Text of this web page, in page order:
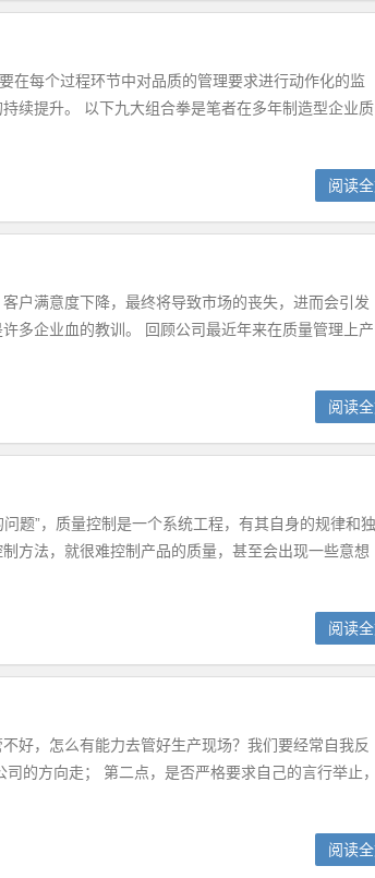
每个过程环节中对品质的管理要求进行动作化的监
续提升。 以下九大组合拳是笔者在多年制造型企业质
阅读
户满意度下降，最终将导致市场的丧失，进而会引发
多企业血的教训。 回顾公司最近年来在质量管理上产
阅读
题”，质量控制是一个系统工程，有其自身的规律和独
方法，就很难控制产品的质量，甚至会出现一些意想
阅读
好，怎么有能力去管好生产现场？我们要经常自我反
的方向走； 第二点，是否严格要求自己的言行举止，
阅读